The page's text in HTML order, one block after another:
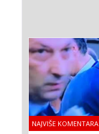
NAJVIŠE KOMENTARA